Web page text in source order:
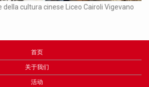
della cultura cinese Liceo Cairoli Vigevano
首页
关于我们
活动